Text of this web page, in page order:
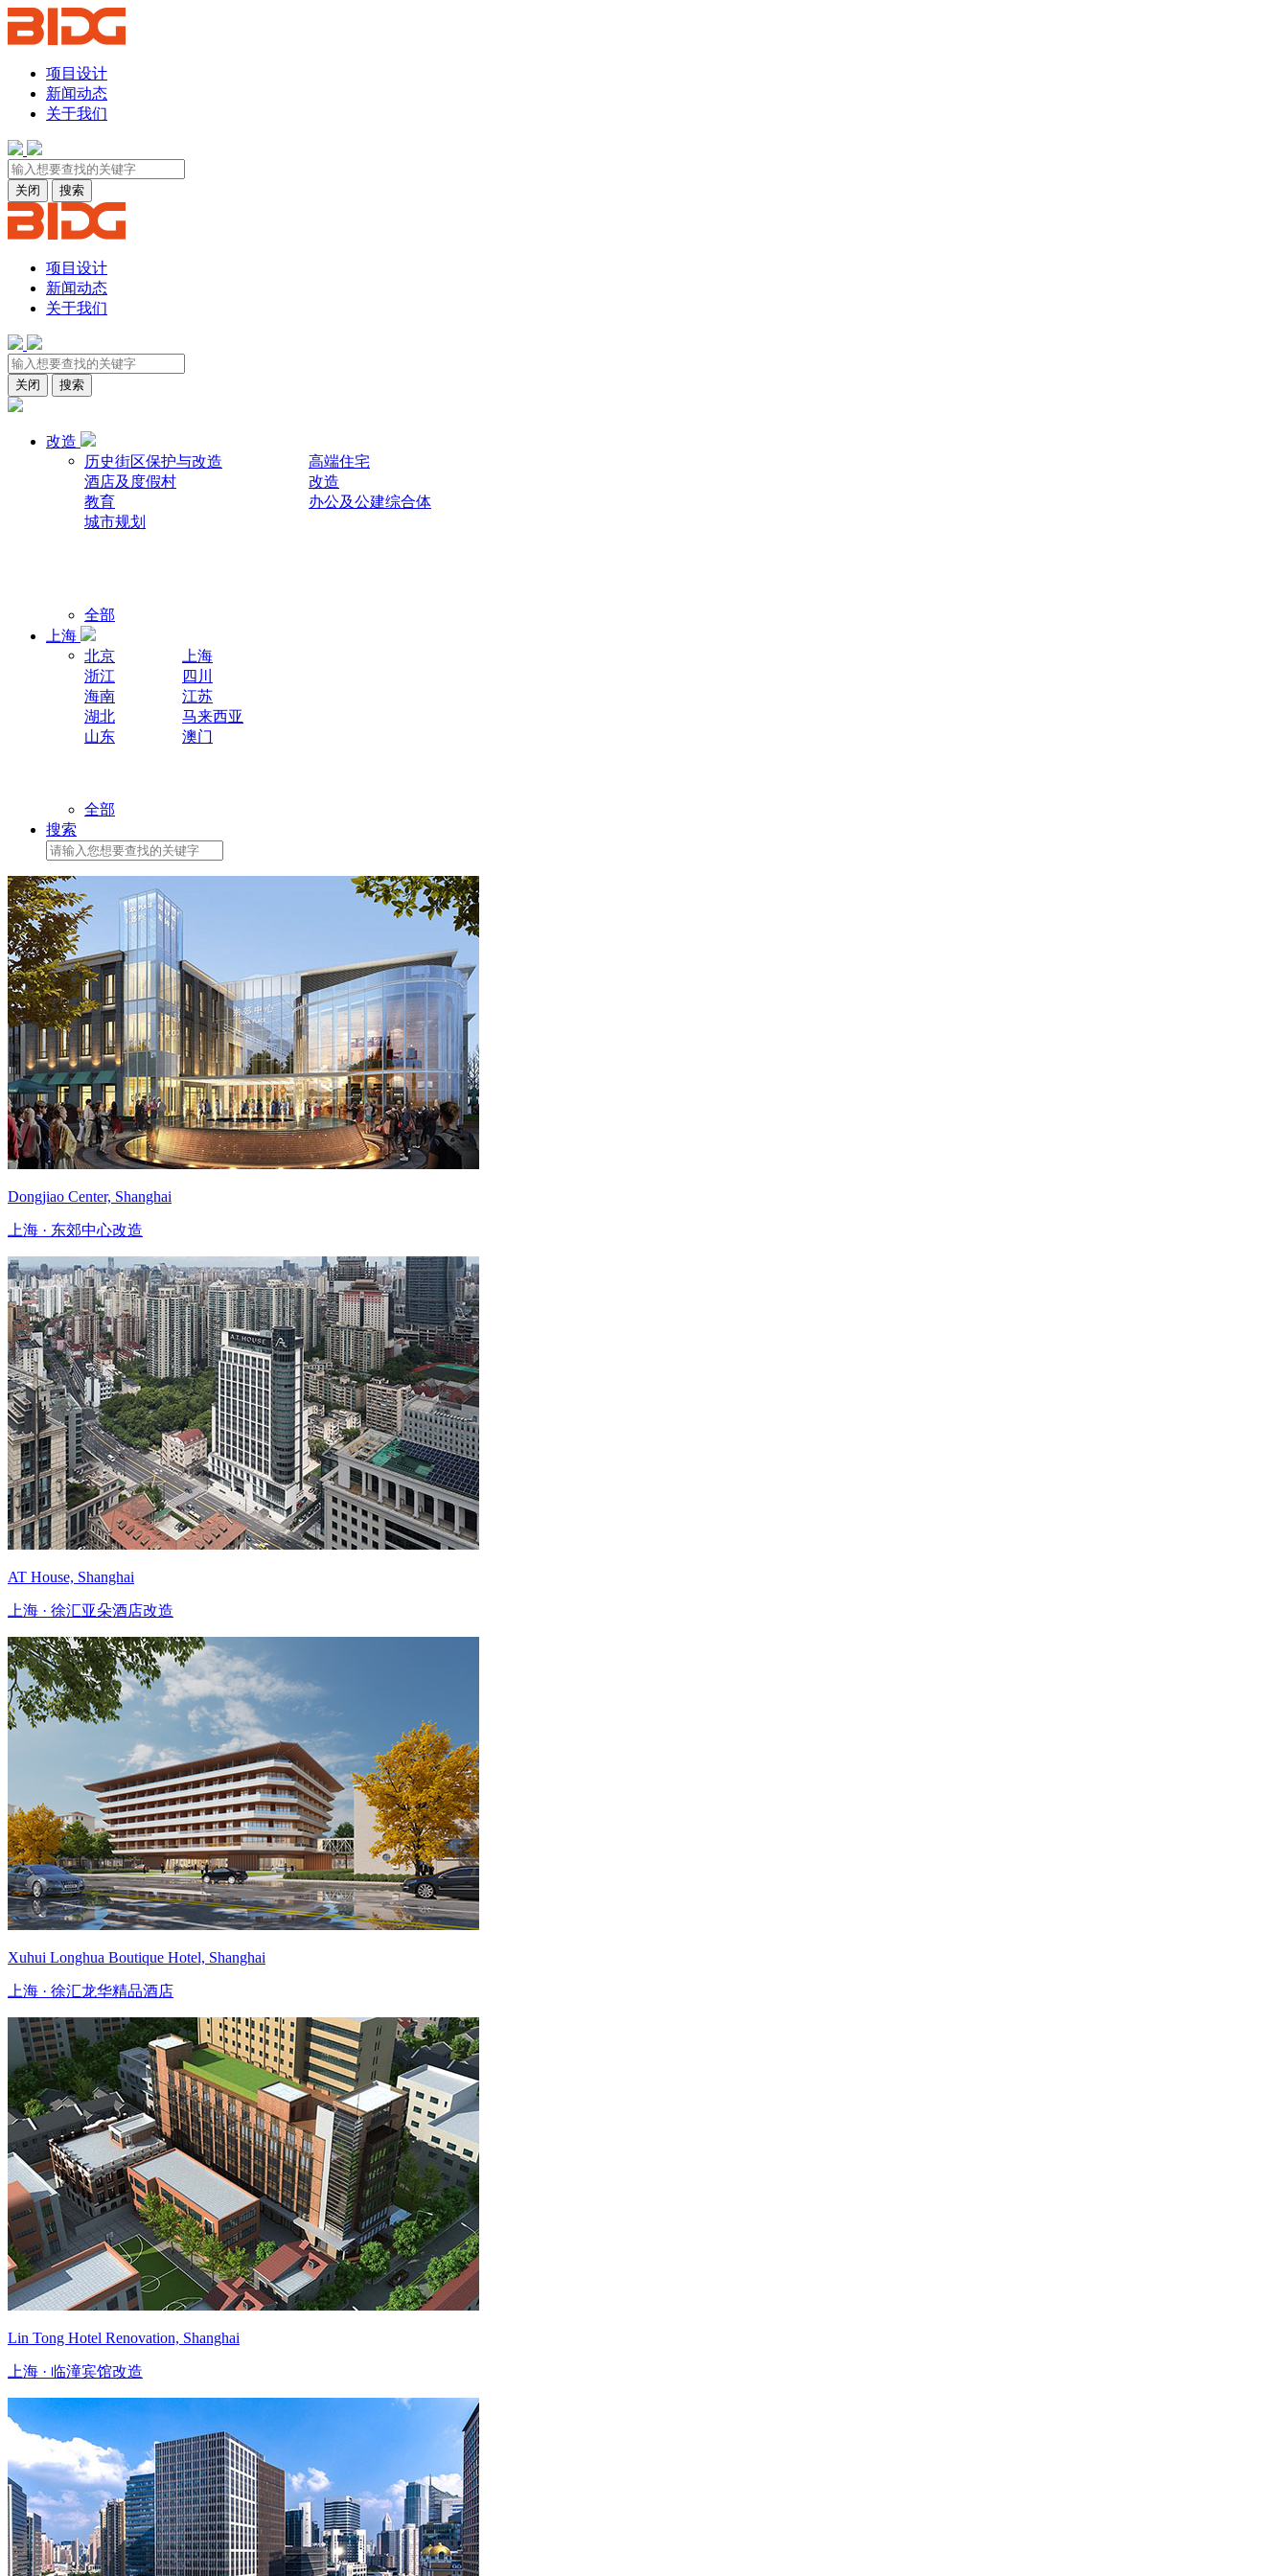
项目设计
新闻动态
关于我们
关闭 搜索
项目设计
新闻动态
关于我们
关闭 搜索
改造
历史街区保护与改造
高端住宅
酒店及度假村
改造
教育
办公及公建综合体
城市规划
全部
上海
北京
上海
浙江
四川
海南
江苏
湖北
马来西亚
山东
澳门
全部
搜索
Dongjiao Center, Shanghai
上海 · 东郊中心改造
AT House, Shanghai
上海 · 徐汇亚朵酒店改造
Xuhui Longhua Boutique Hotel, Shanghai
上海 · 徐汇龙华精品酒店
Lin Tong Hotel Renovation, Shanghai
上海 · 临潼宾馆改造